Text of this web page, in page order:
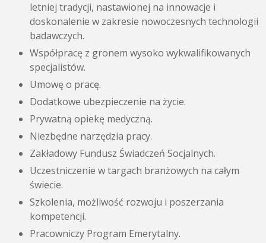
letniej tradycji, nastawionej na innowacje i
doskonalenie w zakresie nowoczesnych technologii
badawczych.
Współpracę z gronem wysoko wykwalifikowanych
specjalistów.
Umowę o pracę.
Dodatkowe ubezpieczenie na życie.
Prywatną opiekę medyczną.
Niezbędne narzędzia pracy.
Zakładowy Fundusz Świadczeń Socjalnych.
Uczestniczenie w targach branżowych na całym
świecie.
Szkolenia, możliwość rozwoju i poszerzania
kompetencji.
Pracowniczy Program Emerytalny.